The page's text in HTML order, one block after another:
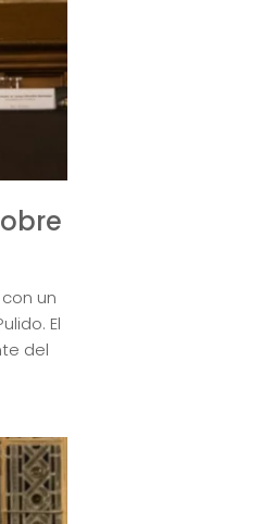
un
El
del